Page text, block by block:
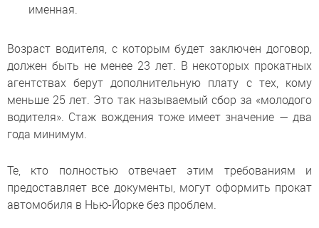
именная.
Возраст водителя, с которым будет заключен договор,
должен быть не менее 23 лет. В некоторых прокатных
агентствах берут дополнительную плату с тех, кому
меньше 25 лет. Это так называемый сбор за «молодого
водителя». Стаж вождения тоже имеет значение — два
года минимум.
Те, кто полностью отвечает этим требованиям и
предоставляет все документы, могут оформить прокат
автомобиля в Нью-Йорке без проблем.